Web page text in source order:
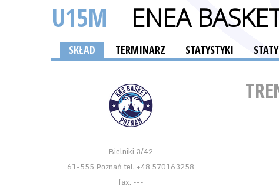
U15M ENEA
SKŁAD TERMINARZ STATYSTYKI
Bielniki 3/42
61-555 Poznań tel. +48 570163258
fax. ---